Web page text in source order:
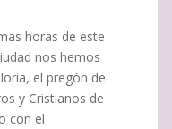
horas de este
nos hemos
el pregón de
y Cristianos de
con el